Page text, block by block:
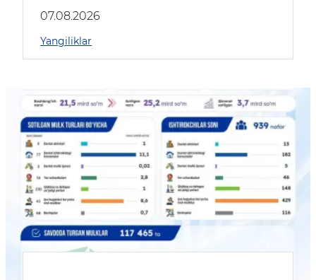
07.08.2026
Yangiliklar